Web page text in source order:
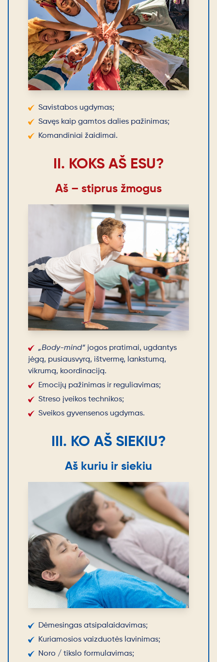
Savistabos ugdymas;
Savęs kaip gamtos dalies pažinimas;
Komandiniai žaidimai.
II. KOKS AŠ ESU?
Aš – stiprus žmogus
„Body-mind“ jogos pratimai, ugdantys
jėgą, pusiausvyrą, ištvermę, lankstumą,
vikrumą, koordinaciją.
Emocijų pažinimas ir reguliavimas;
Streso įveikos technikos;
Sveikos gyvensenos ugdymas.
III. KO AŠ SIEKIU?
Aš kuriu ir siekiu
Dėmesingas atsipalaidavimas;
Kuriamosios vaizduotės lavinimas;
Noro / tikslo formulavimas;